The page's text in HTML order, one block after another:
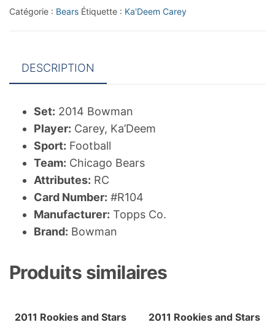
Catégorie : Bears Étiquette : Ka'Deem Carey
DESCRIPTION
Set: 2014 Bowman
Player: Carey, Ka’Deem
Sport: Football
Team: Chicago Bears
Attributes: RC
Card Number: #R104
Manufacturer: Topps Co.
Brand: Bowman
Produits similaires
2011 Rookies and Stars
2011 Rookies and Stars